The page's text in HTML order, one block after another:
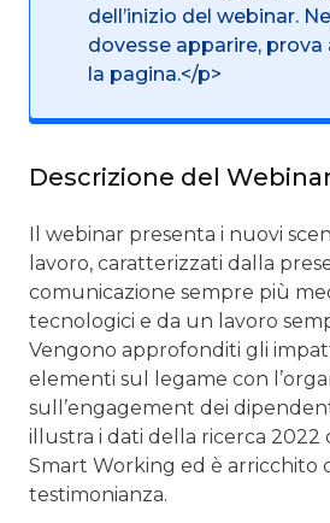
dell’inizio del webinar.
dovesse apparire,
la pagina.</p>
Descrizione del
Il webinar presenta i nuovi
lavoro, caratterizzati dalla
comunicazione sempre più
tecnologici e da un lavoro
Vengono approfonditi gli
elementi sul legame con
sull’engagement dei
illustra i dati della ricerca 2022
Smart Working ed è arricchito
testimonianza.